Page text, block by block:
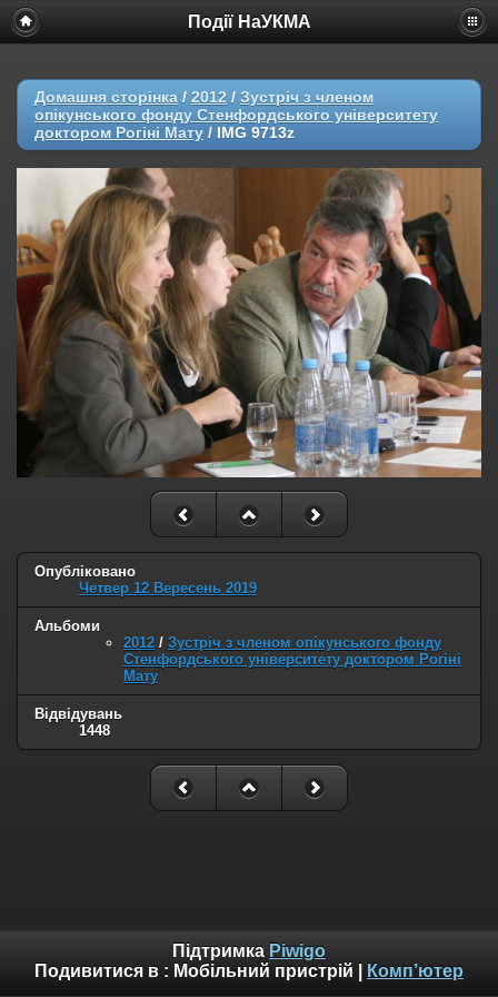
Події НаУКМА
Домашня сторінка / 2012 / Зустріч з членом
опікунського фонду Стенфордського університету
доктором Рогіні Мату / IMG 9713z
Опубліковано
Четвер 12 Вересень 2019
Альбоми
2012 / Зустріч з членом опікунського фонду
Стенфордського університету доктором Рогіні
Мату
Відвідувань
1448
Підтримка Piwigo
Подивитися в : Мобільний пристрій Комп’ютер